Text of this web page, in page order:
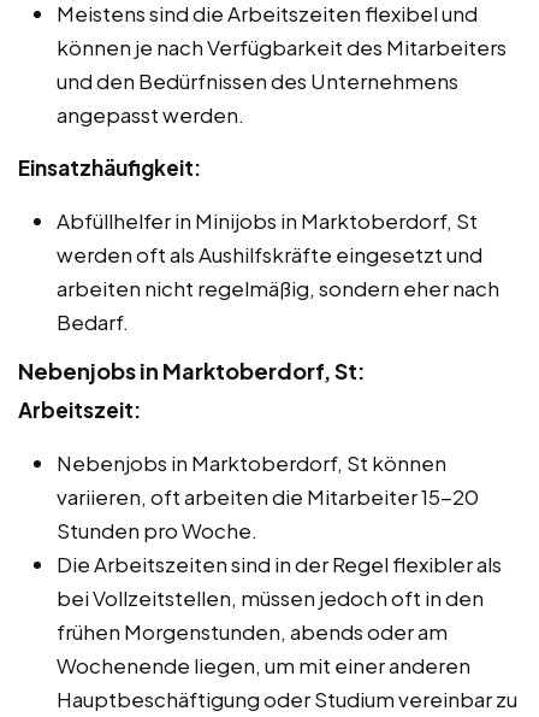
Meistens sind die Arbeitszeiten flexibel und
können je nach Verfügbarkeit des Mitarbeiters
und den Bedürfnissen des Unternehmens
angepasst werden.
Einsatzhäufigkeit:
Abfüllhelfer in Minijobs in Marktoberdorf, St
werden oft als Aushilfskräfte eingesetzt und
arbeiten nicht regelmäßig, sondern eher nach
Bedarf.
Nebenjobs in Marktoberdorf, St:
Arbeitszeit:
Nebenjobs in Marktoberdorf, St können
variieren, oft arbeiten die Mitarbeiter 15-20
Stunden pro Woche.
Die Arbeitszeiten sind in der Regel flexibler als
bei Vollzeitstellen, müssen jedoch oft in den
frühen Morgenstunden, abends oder am
Wochenende liegen, um mit einer anderen
Hauptbeschäftigung oder Studium vereinbar zu